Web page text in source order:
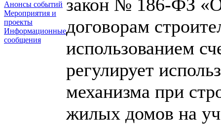
Анонсы событий
Мероприятия и
проекты
Информационные
сообщения
закон № 186-ФЗ
договорам
использованием
регулирует
механизма при
жилых домов на